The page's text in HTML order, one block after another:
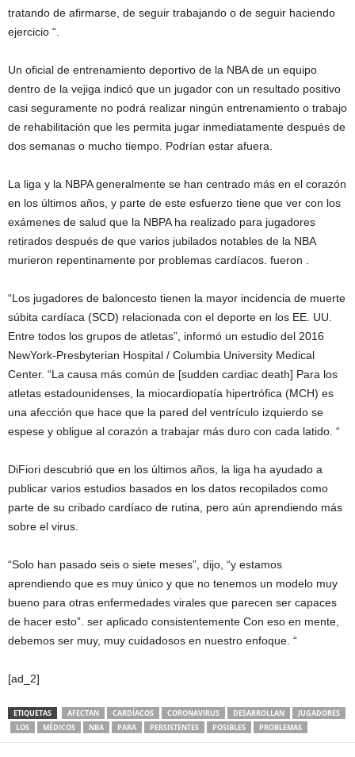
tratando de afirmarse, de seguir trabajando o de seguir haciendo
ejercicio “.
Un oficial de entrenamiento deportivo de la NBA de un equipo
dentro de la vejiga indicó que un jugador con un resultado positivo
casi seguramente no podrá realizar ningún entrenamiento o trabajo
de rehabilitación que les permita jugar inmediatamente después de
dos semanas o mucho tiempo. Podrían estar afuera.
La liga y la NBPA generalmente se han centrado más en el corazón
en los últimos años, y parte de este esfuerzo tiene que ver con los
exámenes de salud que la NBPA ha realizado para jugadores
retirados después de que varios jubilados notables de la NBA
murieron repentinamente por problemas cardíacos. fueron .
“Los jugadores de baloncesto tienen la mayor incidencia de muerte
súbita cardíaca (SCD) relacionada con el deporte en los EE. UU.
Entre todos los grupos de atletas”, informó un estudio del 2016
NewYork-Presbyterian Hospital / Columbia University Medical
Center. “La causa más común de [sudden cardiac death] Para los
atletas estadounidenses, la miocardiopatía hipertrófica (MCH) es
una afección que hace que la pared del ventrículo izquierdo se
espese y obligue al corazón a trabajar más duro con cada latido. “
DiFiori descubrió que en los últimos años, la liga ha ayudado a
publicar varios estudios basados ​​en los datos recopilados como
parte de su cribado cardíaco de rutina, pero aún aprendiendo más
sobre el virus.
“Solo han pasado seis o siete meses”, dijo, “y estamos
aprendiendo que es muy único y que no tenemos un modelo muy
bueno para otras enfermedades virales que parecen ser capaces
de hacer esto”. ser aplicado consistentemente Con eso en mente,
debemos ser muy, muy cuidadosos en nuestro enfoque. “
[ad_2]
ETIQUETAS AFECTAN CARDÍACOS CORONAVIRUS DESARROLLAN
JUGADORES
LOS
MÉDICOS NBA PARA PERSISTENTES POSIBLES PROBLEMAS